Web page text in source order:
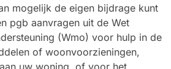
mogelijk de eigen bijdrage kunt
pgb aanvragen uit de Wet
(Wmo) voor hulp in de
of woonvoorzieningen,
uw woning, of voor het